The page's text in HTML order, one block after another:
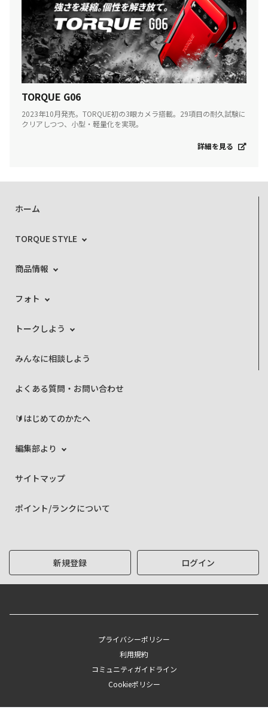
TORQUE G06
2023年10月発売。TORQUE初の3眼カメラ搭載。29項目の耐久試験に
クリアしつつ、小型・軽量化を実現。
詳細を見る
ホーム
TORQUE STYLE
商品情報
フォト
トークしよう
みんなに相談しよう
よくある質問・お問い合わせ
🔰はじめてのかたへ
編集部より
サイトマップ
ポイント/ランクについて
新規登録 ログイン
プライバシーポリシー
利用規約
コミュニティガイドライン
Cookieポリシー